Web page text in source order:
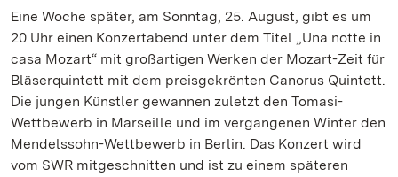
Eine Woche später, am Sonntag, 25. August, gibt es um
20 Uhr einen Konzertabend unter dem Titel „Una notte in
casa Mozart“ mit großartigen Werken der Mozart-Zeit für
Bläserquintett mit dem preisgekrönten Canorus Quintett.
Die jungen Künstler gewannen zuletzt den Tomasi-
Wettbewerb in Marseille und im vergangenen Winter den
Mendelssohn-Wettbewerb in Berlin. Das Konzert wird
vom SWR mitgeschnitten und ist zu einem späteren